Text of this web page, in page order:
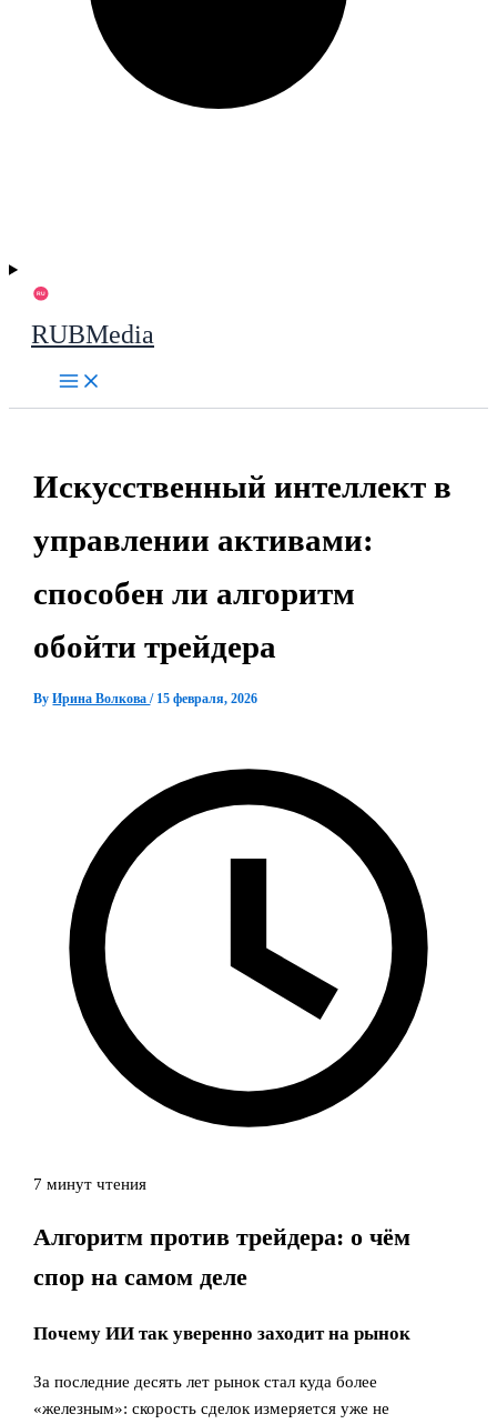
RUBMedia
Искусственный интеллект в
управлении активами:
способен ли алгоритм
обойти трейдера
ByИрина Волкова/ 15 февраля, 2026
7 минут чтения
Алгоритм против трейдера: о чём
спор на самом деле
Почему ИИ так уверенно заходит на рынок
За последние десять лет рынок стал куда более
«железным»: скорость сделок измеряется уже не